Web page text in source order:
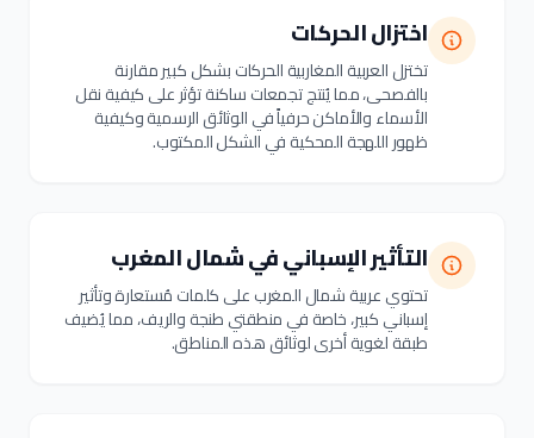
اختزال الحركات
تختزل العربية المغاربية الحركات بشكل كبير مقارنة
بالفصحى، مما يُنتج تجمعات ساكنة تؤثر على كيفية نقل
الأسماء والأماكن حرفياً في الوثائق الرسمية وكيفية
ظهور اللهجة المحكية في الشكل المكتوب.
التأثير الإسباني في شمال المغرب
تحتوي عربية شمال المغرب على كلمات مُستعارة وتأثير
إسباني كبير، خاصة في منطقتي طنجة والريف، مما يُضيف
طبقة لغوية أخرى لوثائق هذه المناطق.